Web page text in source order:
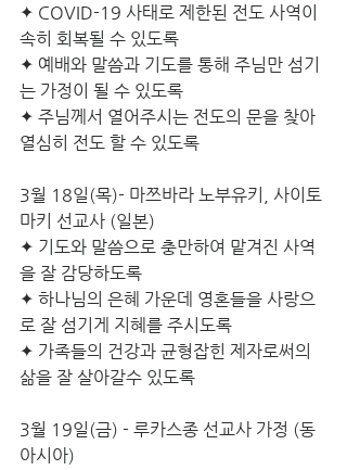
✦ COVID-19 사태로 제한된 전도 사역이
속히 회복될 수 있도록
✦ 예배와 말씀과 기도를 통해 주님만 섬기
는 가정이 될 수 있도록
✦ 주님께서 열어주시는 전도의 문을 찾아
열심히 전도 할 수 있도록
3월 18일(목)- 마쯔바라 노부유키, 사이토
마키 선교사 (일본)
✦ 기도와 말씀으로 충만하여 맡겨진 사역
을 잘 감당하도록
✦ 하나님의 은혜 가운데 영혼들을 사랑으
로 잘 섬기게 지혜를 주시도록
✦ 가족들의 건강과 균형잡힌 제자로써의
삶을 잘 살아갈수 있도록
3월 19일(금) - 루카스종 선교사 가정 (동
아시아)